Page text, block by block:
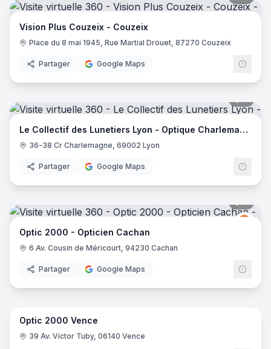
Vision Plus Couzeix - Couzeix
Place du 8 mai 1945, Rue Martial Drouet, 87270 Couzeix
Partager Google Maps
Le Collectif des Lunetiers Lyon - Optique Charlemagne
36-38 Cr Charlemagne, 69002 Lyon
Partager Google Maps
Optic 2000 - Opticien Cachan
6 Av. Cousin de Méricourt, 94230 Cachan
Partager Google Maps
8
Optic 2000 Vence
39 Av. Victor Tuby, 06140 Vence